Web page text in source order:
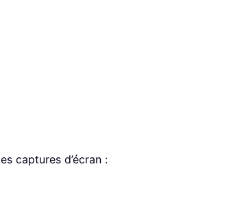
captures d’écran :